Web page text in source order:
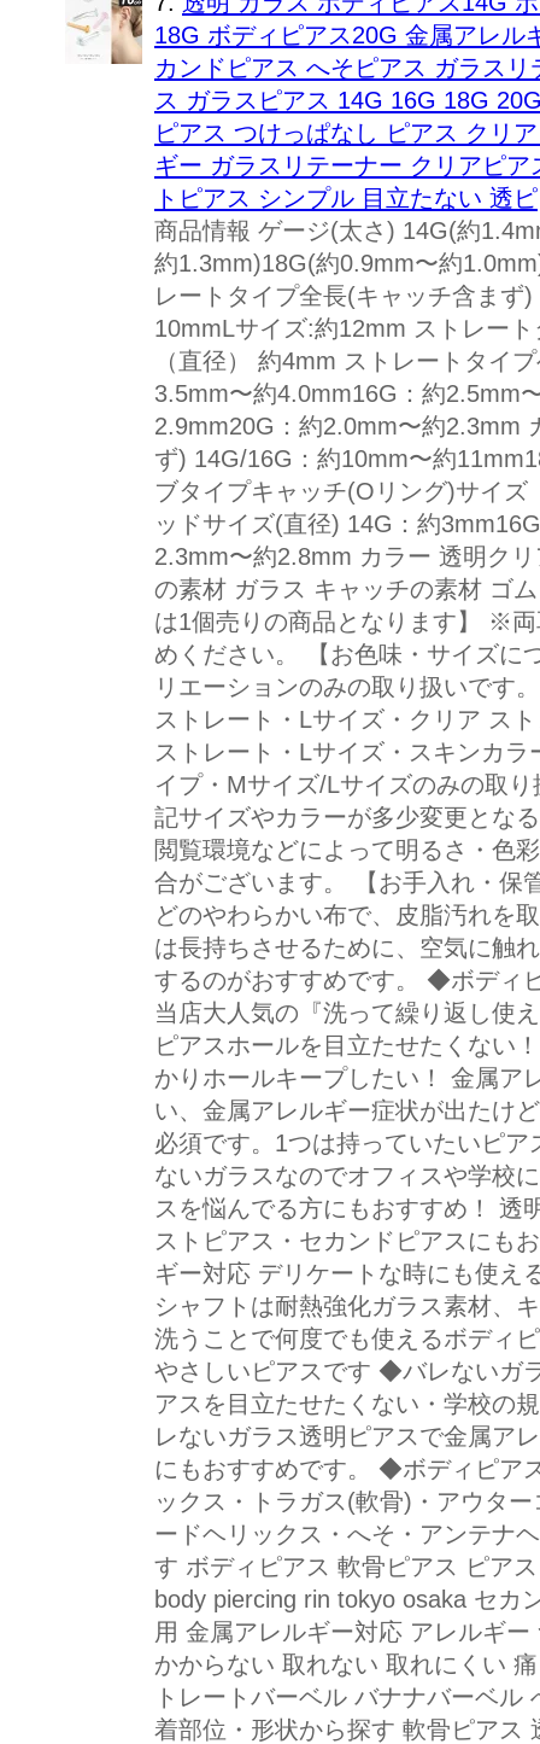
18G ボディピアス20G 金属アレル
カンドピアス へそピアス ガラス
ス ガラスピアス 14G 16G 18G
ピアス つけっぱなし ピアス クリ
ギー ガラスリテーナー クリアピ
トピアス シンプル 目立たない 透ピ
商品情報 ゲージ(太さ) 14G(約
約1.3mm)18G(約0.9mm〜約
レートタイプ全長(キャッチ含まず
10mmLサイズ:約12mm ストレー
（直径） 約4mm ストレートタイ
3.5mm〜約4.0mm16G：約2.5mm
2.9mm20G：約2.0mm〜約2.3mm
ず) 14G/16G：約10mm〜約
ブタイプキャッチ(Oリング)サイ
ッドサイズ(直径) 14G：約
2.3mm〜約2.8mm カラー 透明ク
の素材 ガラス キャッチの素材 ゴ
は1個売りの商品となります】 ※
めください。 【お色味・サイズ
リエーションのみの取り扱いです
ストレート・Lサイズ・クリア ス
ストレート・Lサイズ・スキンカ
イプ・Mサイズ/Lサイズのみの取
記サイズやカラーが多少変更とな
閲覧環境などによって明るさ・色
合がございます。 【お手入れ・保
どのやわらかい布で、皮脂汚れを
は長持ちさせるために、空気に触
するのがおすすめです。 ◆ボディ
当店大人気の『洗って繰り返し使
ピアスホールを目立たせたくない
かりホールキープしたい！ 金属ア
い、金属アレルギー症状が出たけ
必須です。1つは持っていたいピ
ないガラスなのでオフィスや学校
スを悩んでる方にもおすすめ！ 透
ストピアス・セカンドピアスにも
ギー対応 デリケートな時にも使え
シャフトは耐熱強化ガラス素材、
洗うことで何度でも使えるボディ
やさしいピアスです ◆バレないガ
アスを目立たせたくない・学校の
レないガラス透明ピアスで金属ア
にもおすすめです。 ◆ボディピア
ックス・トラガス(軟骨)・アウタ
ードヘリックス・へそ・アンテナ
す ボディピアス 軟骨ピアス ピア
body piercing rin tokyo osaka セカ
用 金属アレルギー対応 アレルギ
かからない 取れない 取れにくい
トレートバーベル バナナバーベ
着部位・形状から探す 軟骨ピアス